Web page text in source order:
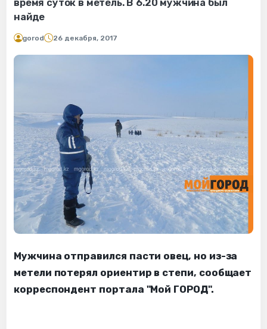
время суток в метель. В 6.20 мужчина был
найде
gorod 26 декабря, 2017
Мужчина отправился пасти овец, но из-за
метели потерял ориентир в степи, сообщает
корреспондент портала "Мой ГОРОД".